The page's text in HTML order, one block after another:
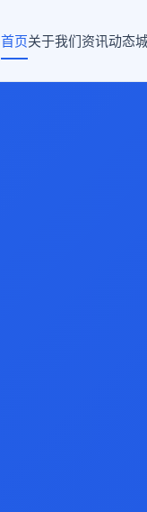
首页关于我们资讯动态